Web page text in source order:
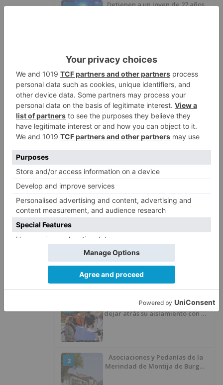
1
Detienen a un joven de 27 años
2
Calor y posibles tormentas en
Burgos durante el eclipse del 12
de agosto
3
Santiago Lencina, nuevo
refuerzo del Burgos CF para la
temporada 2026/27
4
El Burgos CF anuncia que Álex
Lizancos ha sido operado con
éxito del menisco de su rodilla
5
Detenidas tres personas en
hachís, cocaína y marihuana
ocultos en su vehículo
LO ÚLTIMO
Villatoro da el primer paso para
dejar atrás su aislamiento con el
2
Asociaciones y Pedanías de la
Merindad de Montija de Burgos